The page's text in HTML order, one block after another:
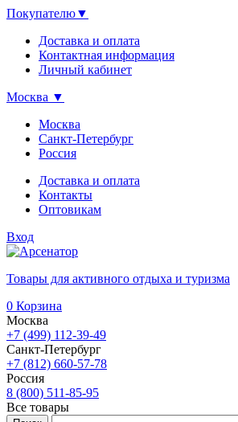
Покупателю▼
Доставка и оплата
Контактная информация
Личный кабинет
Москва ▼
Москва
Санкт-Петербург
Россия
Доставка и оплата
Контакты
Оптовикам
Вход
Товары для активного отдыха и туризма
0 Корзина
Москва
+7 (499) 112-39-49
Санкт-Петербург
+7 (812) 660-57-78
Россия
8 (800) 511-85-95
Все товары